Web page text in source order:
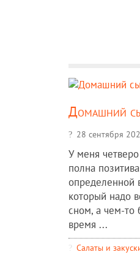
Домашний
28 сентября
У меня
полна
определенной
который надо
сном, а чем-то
время ...
Салаты и